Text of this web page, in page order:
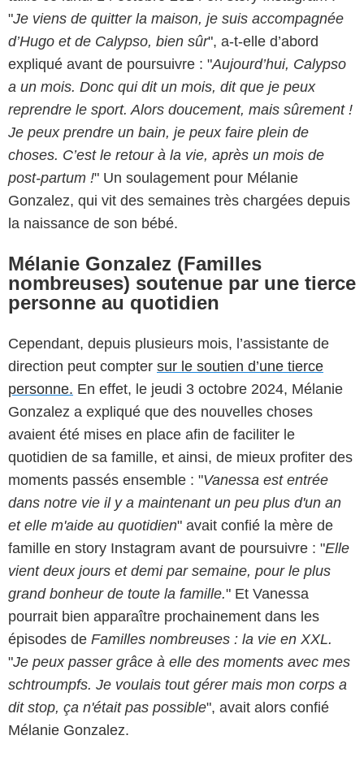
"Je viens de quitter la maison, je suis accompagnée
d’Hugo et de Calypso, bien sûr", a-t-elle d’abord
expliqué avant de poursuivre : "Aujourd’hui, Calypso
a un mois. Donc qui dit un mois, dit que je peux
reprendre le sport. Alors doucement, mais sûrement !
Je peux prendre un bain, je peux faire plein de
choses. C’est le retour à la vie, après un mois de
post-partum !" Un soulagement pour Mélanie
Gonzalez, qui vit des semaines très chargées depuis
la naissance de son bébé.
Mélanie Gonzalez (Familles
nombreuses) soutenue par une tierce
personne au quotidien
Cependant, depuis plusieurs mois, l’assistante de
direction peut compter sur le soutien d’une tierce
personne. En effet, le jeudi 3 octobre 2024, Mélanie
Gonzalez a expliqué que des nouvelles choses
avaient été mises en place afin de faciliter le
quotidien de sa famille, et ainsi, de mieux profiter des
moments passés ensemble : "Vanessa est entrée
dans notre vie il y a maintenant un peu plus d'un an
et elle m'aide au quotidien" avait confié la mère de
famille en story Instagram avant de poursuivre : "Elle
vient deux jours et demi par semaine, pour le plus
grand bonheur de toute la famille." Et Vanessa
pourrait bien apparaître prochainement dans les
épisodes de Familles nombreuses : la vie en XXL.
"Je peux passer grâce à elle des moments avec mes
schtroumpfs. Je voulais tout gérer mais mon corps a
dit stop, ça n'était pas possible", avait alors confié
Mélanie Gonzalez.